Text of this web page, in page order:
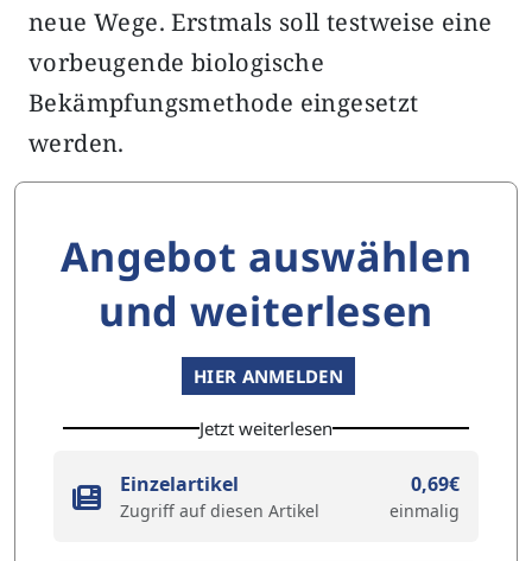
neue Wege. Erstmals soll testweise eine
vorbeugende biologische
Bekämpfungsmethode eingesetzt
werden.
Angebot auswählen
und weiterlesen
HIER ANMELDEN
Jetzt weiterlesen
Einzelartikel
Zugriff auf diesen Artikel
0,69€
einmalig